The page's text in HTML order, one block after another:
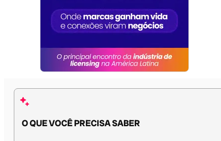
O QUE VOCÊ PRECISA SABER